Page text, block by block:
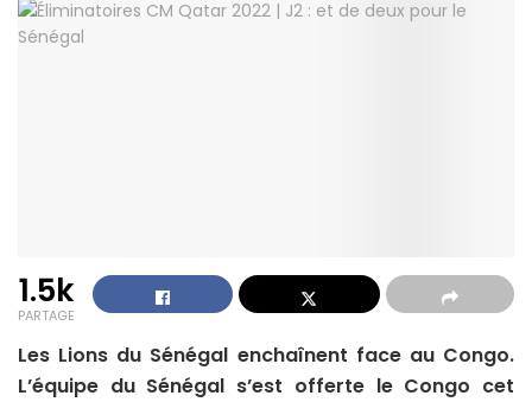
1.5k
PARTAGE
Les Lions du Sénégal enchaînent face au Congo.
L’équipe du Sénégal s’est offerte le Congo cet